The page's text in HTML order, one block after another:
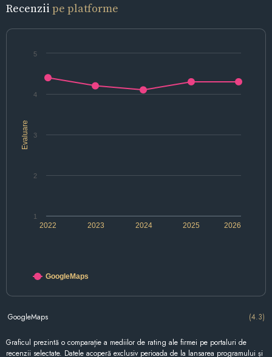
Recenzii pe platforme
Evaluare
2022 2024 2026
2023 2025
1
2
3
4
5
GoogleMaps
GoogleMaps (4.3)
Graficul prezintă o comparație a mediilor de rating ale firmei pe portaluri de
recenzii selectate. Datele acoperă exclusiv perioada de la lansarea programului și